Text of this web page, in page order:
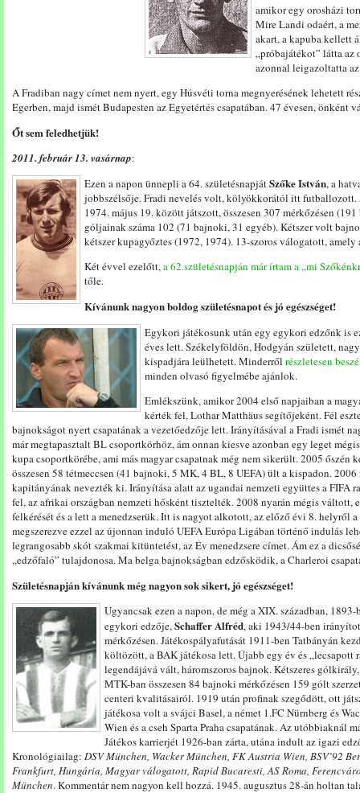
amikor egy orosházi
Mire Landi odaért, a
akart, a kapuba kellett
„próbajátékot” látta az
azonnal leigazoltatta
A Fradiban nagy címet nem nyert, egy Húsvéti torna megnyerésének lehetett
Egerben, majd ismét Budapesten az Egyetértés csapatában. 47 évesen, önként
Őt sem feledhetjük!
2011. február 13. vasárnap:
Ezen a napon ünnepli a 64. születésnapjátSzőke István, a
jobbszélsője. Fradi nevelés volt, kölyökkorától itt futballozott.
1974. május 19. között játszott, összesen 307 mérkőzésen
góljainak száma 102 (71 bajnoki, 31 egyéb). Kétszer volt
kétszer kupagyőztes (1972, 1974). 13-szoros válogatott,
Két évvel ezelőtt,a 62.születésnapján már írtam a „mi
tőle.
Kívánunk nagyon boldog születésnapot és jó egészséget!
Egykori játékosunk után egy egykori edzőnk is
éves lett. Székelyföldön, Hodgyán született,
kispadjára leülhetett. Minderről részletesen
minden olvasó figyelmébe ajánlok.
Emlékszünk, amikor 2004 első napjaiban a
kérték fel, Lothar Matthäus segítőjeként. Fél
bajnokságot nyert csapatának a vezetőedzője lett. Irányításával a Fradi ismét
már megtapasztalt BL csoportkörhöz, ám onnan kiesve azonban egy leget
kupa csoportkörébe, ami más magyar csapatnak még nem sikerült. 2005 őszén
összesen 58 tétmeccsen (41 bajnoki, 5 MK, 4 BL, 8 UEFA) ült a kispadon.
kapitányának nevezték ki. Irányítása alatt az ugandai nemzeti együttes a FIFA
fel, az afrikai országban nemzeti hősként tisztelték. 2008 nyarán mégis váltott,
felkérését és a lett a menedzserük. Itt is nagyot alkotott, az előző évi 8. helyről
megszerezve ezzel az újonnan induló UEFA Európa Ligában történő indulás
legrangosabb skót szakmai kitüntetést, az Év menedzsere címet. Ám ez a
„edzőfaló” tulajdonosa. Ma belga bajnokságban edzősködik, a Charleroi
Születésnapján kívánunk még nagyon sok sikert, jó egészséget!
Ugyancsak ezen a napon, de még a XIX. században,
egykori edzője,Schaffer Alfréd, aki 1943/44-ben
mérkőzésen. Játékospályafutását 1911-ben Tatbányán
költözött, a BAK játékosa lett. Újabb egy év és „lecsapott
legendájává vált, háromszoros bajnok. Kétszeres
MTK-ban összesen 84 bajnoki mérkőzésen 159 gólt
centeri kvalitásairól. 1919 után profinak szegődött, ott
játékosa volt a svájci Basel, a német 1.FC Nürnberg és
Wien és a cseh Sparta Praha csapatának. Az utóbbiaknál
Játékos karrierjét 1926-ban zárta, utána indult az igazi
Kronológiailag: DSV München, Wacker München, FK Austria Wien, BSV’92
Frankfurt, Hungária, Magyar válogatott, Rapid Bucaresti, AS Roma,
München. Kommentár nem nagyon kell hozzá. 1945. augusztus 28-án holtan